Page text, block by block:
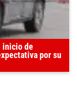
inicio de
por su